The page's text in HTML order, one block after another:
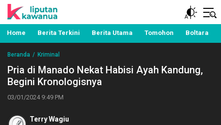
Liputan Kawanua
Berita Manado, Sulawesi Utara, Kawanua, Politik,
Pemerintahan, Hukum Kriminal dan Nasional
Home Berita Terkini Berita Utama Tomohon Boltara
Beranda Kriminal
Pria di Manado Nekat Habisi Ayah Kandung,
Begini Kronologisnya
03/01/2024 9:49 PM
Terry Wagiu